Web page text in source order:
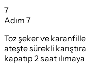
7
Adım 7
Toz şeker ve karanfille
ateşte sürekli
kapatıp 2 saat ılımaya